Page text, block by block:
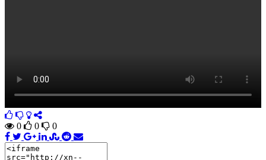
0 0 0